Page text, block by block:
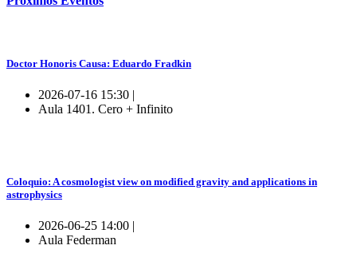
Doctor Honoris Causa: Eduardo Fradkin
2026-07-16 15:30 |
Aula 1401. Cero + Infinito
Coloquio: A cosmologist view on modified gravity and applications in
astrophysics
2026-06-25 14:00 |
Aula Federman